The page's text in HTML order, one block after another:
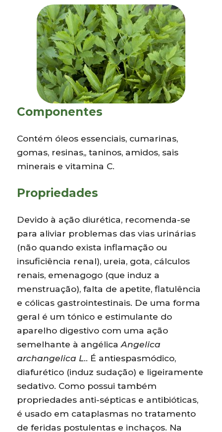
Componentes
Contém óleos essenciais, cumarinas,
gomas, resinas,, taninos, amidos, sais
minerais e vitamina C.
Propriedades
Devido à ação diurética, recomenda-se
para aliviar problemas das vias urinárias
(não quando exista inflamação ou
insuficiência renal), ureia, gota, cálculos
renais, emenagogo (que induz a
menstruação), falta de apetite, flatulência
e cólicas gastrointestinais. De uma forma
geral é um tónico e estimulante do
aparelho digestivo com uma ação
semelhante à angélicaAngelica
archangelica L.. É antiespasmódico,
diafurético (induz sudação) e ligeiramente
sedativo. Como possui também
propriedades anti-sépticas e antibióticas,
é usado em cataplasmas no tratamento
de feridas postulentas e inchaços. Na